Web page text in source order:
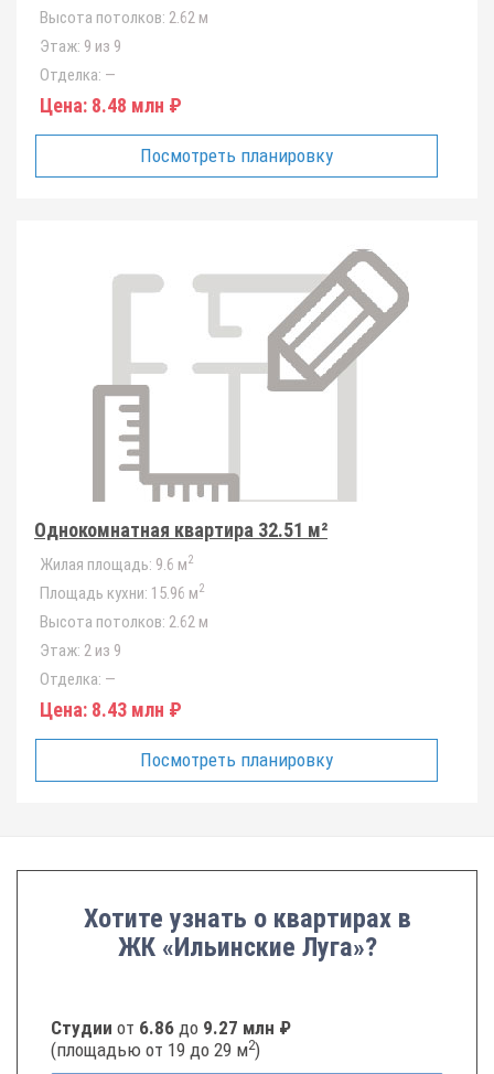
Высота потолков: 2.62 м
Этаж: 9 из 9
Отделка: —
Цена: 8.48 млн ₽
Посмотреть планировку
Однокомнатная квартира 32.51 м²
Жилая площадь: 9.6 м2
Площадь кухни: 15.96 м2
Высота потолков: 2.62 м
Этаж: 2 из 9
Отделка: —
Цена: 8.43 млн ₽
Посмотреть планировку
Хотите узнать о квартирах в
ЖК «Ильинские Луга»?
Студии от 6.86 до 9.27 млн ₽
(площадью от 19 до 29 м2)